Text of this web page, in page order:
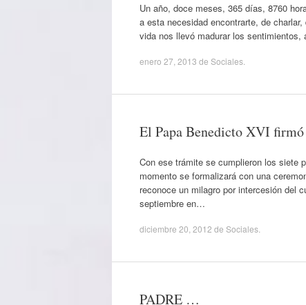
Un año, doce meses, 365 días, 8760
a esta necesidad encontrarte, de
vida nos llevó madurar los
enero 27, 2013 de Sociales
El Papa Benedicto XVI
Con ese trámite se cumplieron los siete
momento se formalizará con una
reconoce un milagro por intercesión del
septiembre en…
diciembre 20, 2012 de Sociales
PADRE …